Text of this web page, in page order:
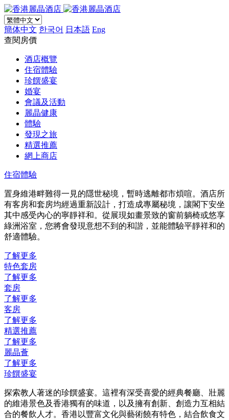
簡体中文 한국어 日本語 Eng
查閱房價
酒店概覽
住宿體驗
珍饌盛宴
婚宴
會議及活動
麗晶健康
體驗
發現之旅
精選推薦
網上商店
住宿體驗
置身維港畔難得一見的隱世秘境，暫時逃離都市煩喧。酒店所
有客房和套房均經過重新設計，打造成專屬秘境，讓閣下安坐
其中感受內心的寧靜祥和。從展現如畫景致的窗前躺椅或悠享
綠洲浴室，您將會發現意想不到的和諧，並能體驗平靜祥和的
舒適體驗。
了解更多
特色套房
了解更多
套房
了解更多
客房
了解更多
精選推薦
了解更多
麗晶薈
了解更多
珍饌盛宴
探索教人著迷的珍饌盛宴。這裡有深受喜愛的經典餐廳、壯麗
的維港景色及香港獨有的味道，以及擁有創新、創造力互相結
合的餐飲人才。香港以豐富文化與藝術饒有特色，結合飲食文